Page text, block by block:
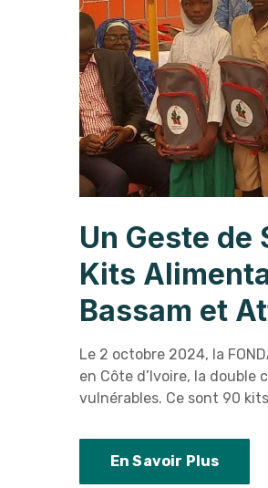
Un Geste
Kits
Bassam et
Le 2 octobre 2024, la
en Côte d’Ivoire, la
vulnérables. Ce sont 90
En Savoir Plus